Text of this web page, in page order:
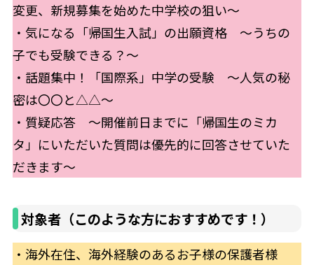
変更、新規募集を始めた中学校の狙い～
・気になる「帰国生入試」の出願資格 ～うちの
子でも受験できる？～
・話題集中！「国際系」中学の受験 ～人気の秘
密は〇〇と△△～
・質疑応答 ～開催前日までに「帰国生のミカ
タ」にいただいた質問は優先的に回答させていた
だきます～
対象者（このような方におすすめです！）
・海外在住、海外経験のあるお子様の保護者様